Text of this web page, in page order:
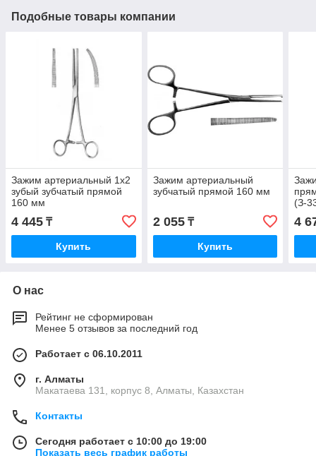
Подобные товары компании
Зажим артериальный 1х2
зубый зубчатый прямой
160 мм
4 445 ₸
Купить
Зажим артериальный
зубчатый прямой 160 мм
2 055₸
Купить
(З-
4
О нас
Рейтинг не сформирован
Менее 5 отзывов за последний год
Работает с 06.10.2011
г. Алматы
Макатаева 131, корпус 8, Алматы, Казахстан
Контакты
Сегодня работает с 10:00 до 19:00
Показать весь график работы